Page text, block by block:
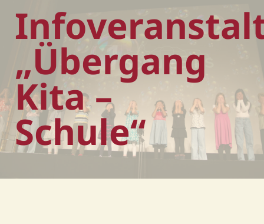
„Übergang
Kita –
Schule“